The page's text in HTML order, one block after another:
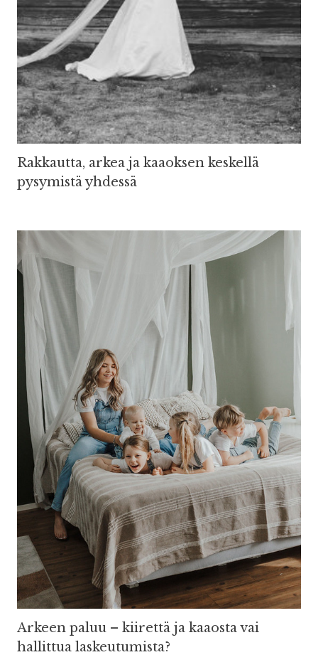
Rakkautta, arkea ja kaaoksen keskellä
pysymistä yhdessä
Arkeen paluu – kiirettä ja kaaosta vai
hallittua laskeutumista?